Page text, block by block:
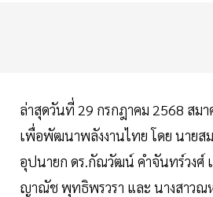
ล่าสุดวันที่ 29 กรกฎาคม 2568 ส
เพื่อพัฒนาพลังงานไทย โดย นายส
อุปนายก ดร.กัณวัฒน์ คำจันทร์วงศ์
ญาณัช พุทธิพรวรา และ นางสาวณ